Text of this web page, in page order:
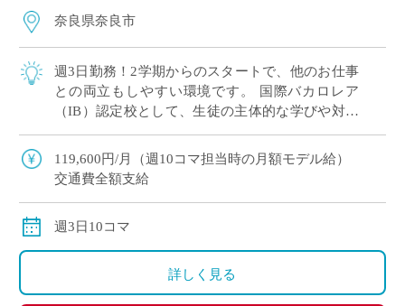
奈良県奈良市
週3日勤務！2学期からのスタートで、他のお仕事
との両立もしやすい環境です。 国際バカロレア
（IB）認定校として、生徒の主体的な学びや対話
が多く、とても落ち着いた雰囲気の中で授 […]
119,600円/月（週10コマ担当時の月額モデル給）
交通費全額支給
週3日10コマ
詳しく見る